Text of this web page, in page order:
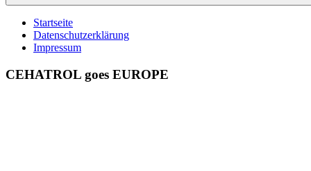
Startseite
Datenschutzerklärung
Impressum
CEHATROL goes EUROPE